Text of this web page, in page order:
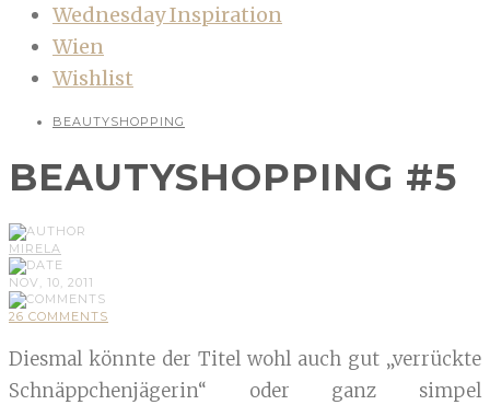
Wednesday Inspiration
Wien
Wishlist
BEAUTYSHOPPING
BEAUTYSHOPPING #5
MIRELA
NOV, 10, 2011
26 COMMENTS
Diesmal könnte der Titel wohl auch gut „verrückte
Schnäppchenjägerin“ oder ganz simpel